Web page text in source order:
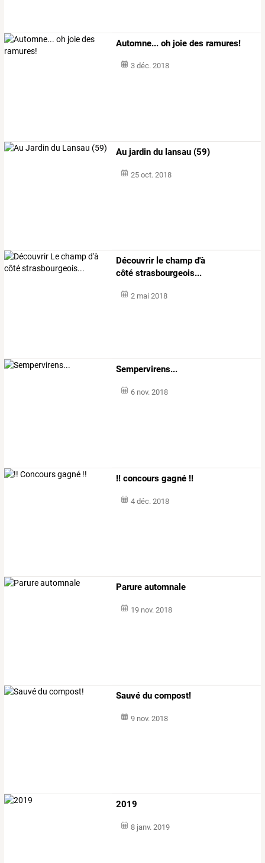
Automne... oh joie des ramures!
3 déc. 2018
Au jardin du lansau (59)
25 oct. 2018
Découvrir le champ d'à
côté strasbourgeois...
2 mai 2018
Sempervirens...
6 nov. 2018
!! concours gagné !!
4 déc. 2018
Parure automnale
19 nov. 2018
Sauvé du compost!
9 nov. 2018
2019
8 janv. 2019